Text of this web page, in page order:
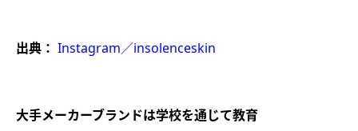
出典： Instagram／insolenceskin
大手メーカーブランドは学校を通じて教育